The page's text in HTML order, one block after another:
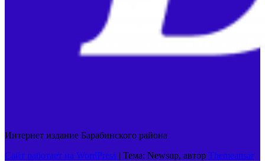
Интернет издание Барабинского района
Сайт работает на WordPress | Тема: Newsup, автор Themeansar